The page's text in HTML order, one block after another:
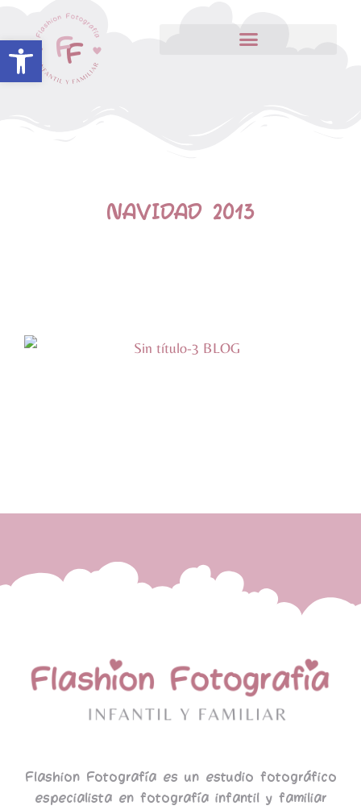
Abrir barra de herramientas
NAVIDAD 2013
Flashion Fotografía es un estudio fotográfico
especialista en fotografía infantil y familiar